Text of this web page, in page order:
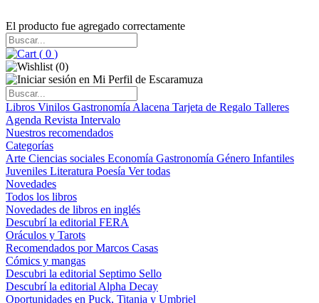
El producto fue agregado correctamente
( 0 )
(0)
Libros Vinilos Gastronomía Alacena Tarjeta de Regalo Talleres
Agenda Revista Intervalo
Nuestros recomendados
Categorías
Arte Ciencias sociales Economía Gastronomía Género Infantiles
Juveniles Literatura Poesía Ver todas
Novedades
Todos los libros
Novedades de libros en inglés
Descubrí la editorial FERA
Oráculos y Tarots
Recomendados por Marcos Casas
Cómics y mangas
Descubri la editorial Septimo Sello
Descubrí la editorial Alpha Decay
Oportunidades en Puck, Titania y Umbriel